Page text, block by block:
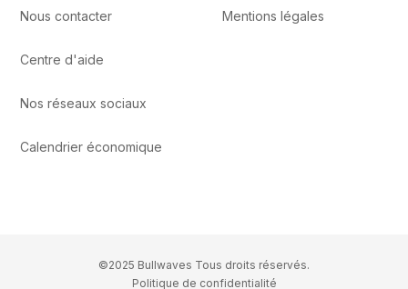
Nous contacter
Centre d'aide
Nos réseaux sociaux
Calendrier économique
Mentions légales
©2025 Bullwaves Tous droits réservés.
Politique de confidentialité